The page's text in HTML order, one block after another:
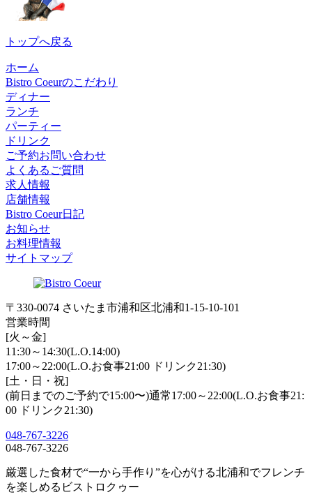
トップへ戻る
ホーム
Bistro Coeurのこだわり
ディナー
ランチ
パーティー
ドリンク
ご予約お問い合わせ
よくあるご質問
求人情報
店舗情報
Bistro Coeur日記
お知らせ
お料理情報
サイトマップ
〒330-0074 さいたま市浦和区北浦和1-15-10-101
営業時間
[火～金]
11:30～14:30(L.O.14:00)
17:00～22:00(L.O.お食事21:00 ドリンク21:30)
[土・日・祝]
(前日までのご予約で15:00〜)通常17:00～22:00(L.O.お食事21:
00 ドリンク21:30)
048-767-3226
048-767-3226
厳選した食材で“一から手作り”を心がける北浦和でフレンチ
を楽しめるビストロクゥー